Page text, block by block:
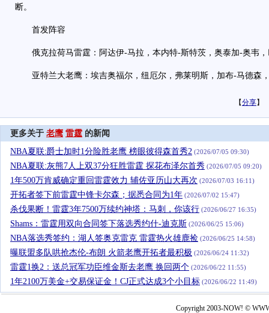
断。
首发阵容
俄克拉荷马雷霆：阿达伊-马拉，本内特-斯特茨，奥泰加-奥韦，
亚特兰大老鹰：埃吉奥福尔，纽厄尔，弗莱明斯，加布-马德森
【分享】
更多关于 老鹰 雷霆 的新闻
NBA夏联:爵士加时1分险胜老鹰 榜眼彼得森首秀2 (2026/07/05 09:30)
NBA夏联:灰熊7人上双37分狂胜雷霆 探花布泽尔首秀 (2026/07/05 09:20)
1年500万肯威确定重回雷霆效力 辅佐亚历山大再次 (2026/07/03 16:11)
开拓者签下前雷霆中锋卡尔森；据悉合同为1年 (2026/07/02 15:47)
杀伐果断！雷霆3年7500万续约神塔：马刺，你该行 (2026/06/27 16:35)
Shams：雷霆用双向合同签下落选秀约什-迪克斯 (2026/06/25 15:06)
NBA落选秀签约：湖人签奥克雷克 雷霆热火雄鹿捡 (2026/06/25 14:58)
曝联盟多队哄抢杰伦-布朗 火箭老鹰开拓者最积极 (2026/06/24 11:32)
雷霆1换2：送总冠军功臣维金斯去老鹰 换回两个 (2026/06/22 11:55)
1年2100万美金+交易保证金！CJ正式达成3个小目标 (2026/06/22 11:49)
Copyright 2003-NOW! ©